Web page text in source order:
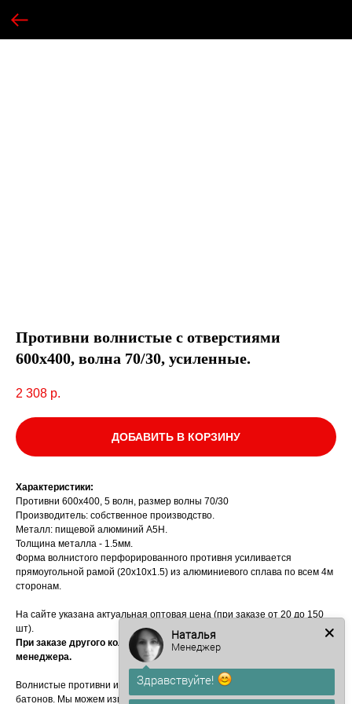
Противни волнистые с отверстиями
600х400, волна 70/30, усиленные.
2 308 р.
ДОБАВИТЬ В КОРЗИНУ
Характеристики:
Противни 600х400, 5 волн, размер волны 70/30
Производитель: собственное производство.
Металл: пищевой алюминий А5Н.
Толщина металла - 1.5мм.
Форма волнистого перфорированного противня усиливается
прямоугольной рамой (20х10х1.5) из алюминиевого сплава по всем 4м
сторонам.
На сайте указана актуальная оптовая цена (при заказе от 20 до 150
шт).
При заказе другого количества противней цену уточняйте у
менеджера.
Волнистые противни используются в основном для выпечки багетов и
батонов. Мы можем изготовить их любых размеров на нашем
Наталья
Менеджер
Здравствуйте!